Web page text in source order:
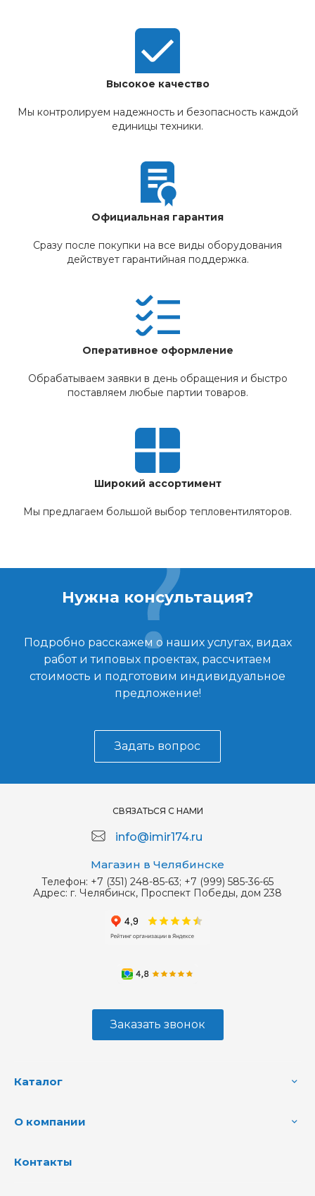
Высокое качество
Мы контролируем надежность и безопасность каждой
единицы техники.
Официальная гарантия
Сразу после покупки на все виды оборудования
действует гарантийная поддержка.
Оперативное оформление
Обрабатываем заявки в день обращения и быстро
поставляем любые партии товаров.
Широкий ассортимент
Мы предлагаем большой выбор тепловентиляторов.
Нужна консультация?
Подробно расскажем о наших услугах, видах
работ и типовых проектах, рассчитаем
стоимость и подготовим индивидуальное
предложение!
Задать вопрос
СВЯЗАТЬСЯ С НАМИ
info@imir174.ru
Магазин в Челябинске
Телефон: +7 (351) 248-85-63; +7 (999) 585-36-65
Адрес: г. Челябинск, Проспект Победы, дом 238
Заказать звонок
Каталог
О компании
Контакты